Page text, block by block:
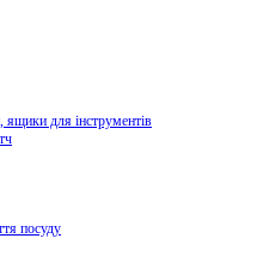
ящики для інструментів
посуду